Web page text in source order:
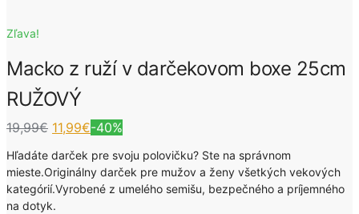
Zľava!
Macko z ruží v darčekovom boxe 25cm
RUŽOVÝ
19,99€ Pôvodná
bola:
19,99€.
11,99€Aktuálna
je:
11,99€.
-40%
Hľadáte darček pre svoju polovičku? Ste na správnom
mieste.Originálny darček pre mužov a ženy všetkých vekových
kategórií.Vyrobené z umelého semišu, bezpečného a príjemného
na dotyk.